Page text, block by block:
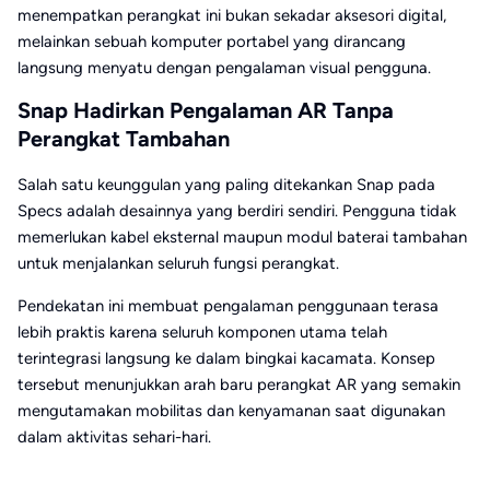
menempatkan perangkat ini bukan sekadar aksesori digital,
melainkan sebuah komputer portabel yang dirancang
langsung menyatu dengan pengalaman visual pengguna.
Snap Hadirkan Pengalaman AR Tanpa
Perangkat Tambahan
Salah satu keunggulan yang paling ditekankan Snap pada
Specs adalah desainnya yang berdiri sendiri. Pengguna tidak
memerlukan kabel eksternal maupun modul baterai tambahan
untuk menjalankan seluruh fungsi perangkat.
Pendekatan ini membuat pengalaman penggunaan terasa
lebih praktis karena seluruh komponen utama telah
terintegrasi langsung ke dalam bingkai kacamata. Konsep
tersebut menunjukkan arah baru perangkat AR yang semakin
mengutamakan mobilitas dan kenyamanan saat digunakan
dalam aktivitas sehari-hari.